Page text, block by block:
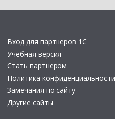
Вход для партнеров 1С
Учебная версия
Стать партнером
Политика конфиденциальности
Замечания по сайту
Другие сайты